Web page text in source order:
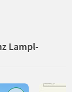
Lampl-